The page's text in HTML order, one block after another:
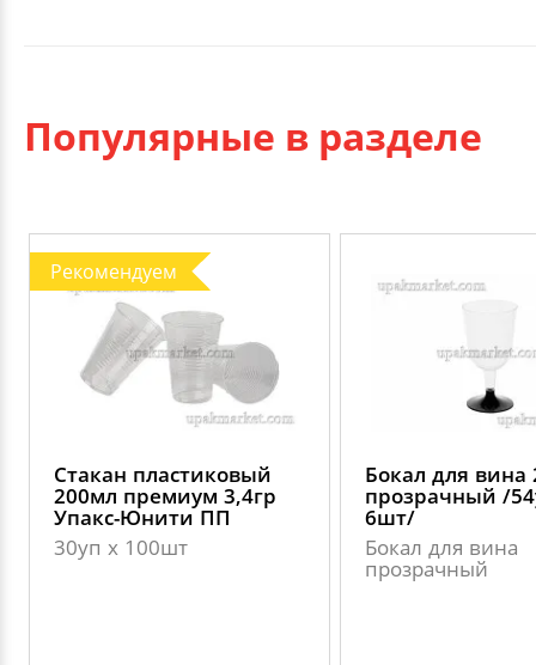
Популярные в разделе
Рекомендуем
Стакан пластиковый
200мл премиум 3,4гр
Упакс-Юнити ПП
30уп х 100шт
Бокал для вина
прозрачный /
6шт/
Бокал для вина
прозрачный